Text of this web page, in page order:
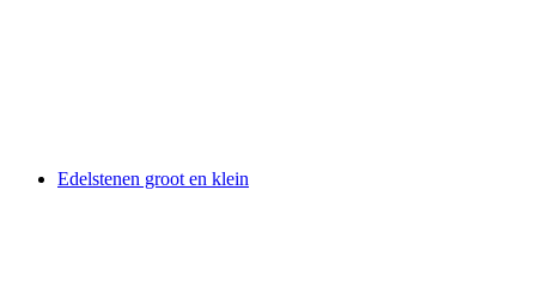
Edelstenen groot en klein